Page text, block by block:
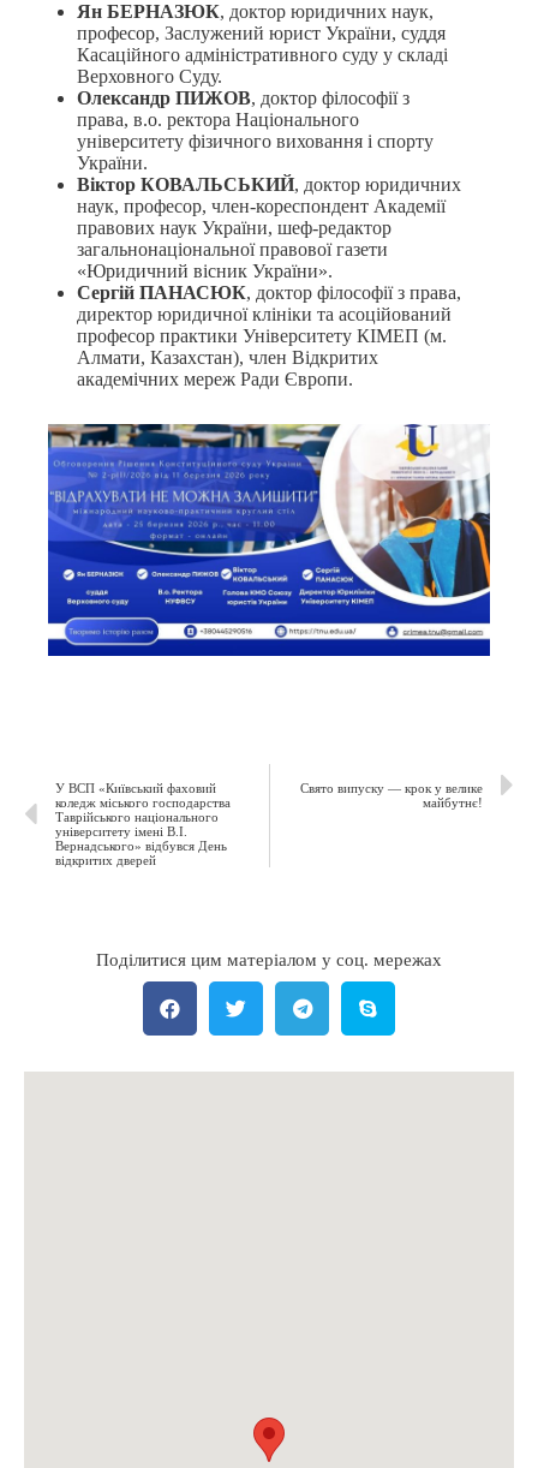
Ян БЕРНАЗЮК, доктор юридичних наук,
професор, Заслужений юрист України, суддя
Касаційного адміністративного суду у складі
Верховного Суду.
Олександр ПИЖОВ, доктор філософії з
права, в.о. ректора Національного
університету фізичного виховання і спорту
України.
Віктор КОВАЛЬСЬКИЙ, доктор юридичних
наук, професор, член-кореспондент Академії
правових наук України, шеф-редактор
загальнонаціональної правової газети
«Юридичний вісник України».
Сергій ПАНАСЮК, доктор філософії з права,
директор юридичної клініки та асоційований
професор практики Університету КІМЕП (м.
Алмати, Казахстан), член Відкритих
академічних мереж Ради Європи.
У ВСП «Київський фаховий
коледж міського господарства
Таврійського національного
університету імені В.І.
Вернадського» відбувся День
відкритих дверей
Свято випуску — крок у велике
майбутнє!
Поділитися цим матеріалом у соц. мережах